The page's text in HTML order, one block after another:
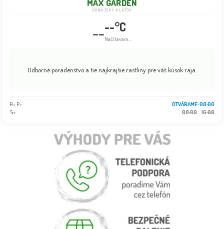
MAX GARDEN
DUNAJSKÝ KLÁTOV
----°C
Načítavam...
Odborné poradenstvo a tie najkrajšie rastliny pre váš kúsok raja.
Po-Pi:
OTVÁRAME: 08:00
So:
08:00 - 16:00